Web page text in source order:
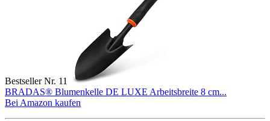
Bestseller Nr. 11
BRADAS® Blumenkelle DE LUXE Arbeitsbreite 8 cm...
Bei Amazon kaufen